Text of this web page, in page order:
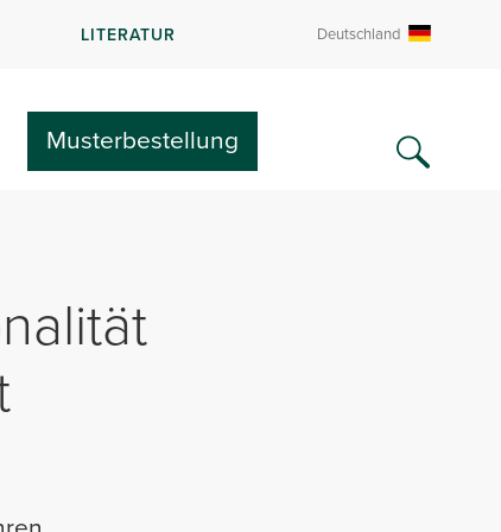
LITERATUR Deutschland
Musterbestellung